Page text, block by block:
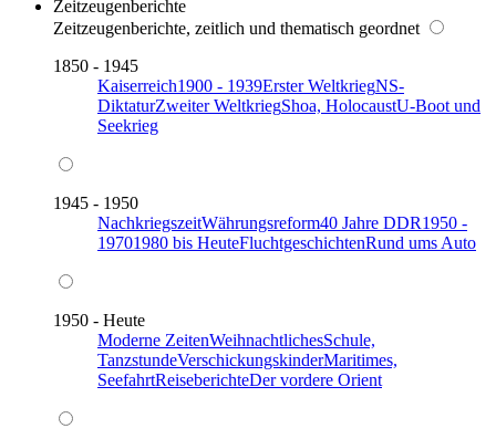
Zeitzeugenberichte
Zeitzeugenberichte, zeitlich und thematisch geordnet
1850 - 1945
Kaiserreich1900 - 1939Erster WeltkriegNS-
DiktaturZweiter WeltkriegShoa, HolocaustU-Boot und
Seekrieg
1945 - 1950
NachkriegszeitWährungsreform40 Jahre DDR1950 -
19701980 bis HeuteFluchtgeschichtenRund ums Auto
1950 - Heute
Moderne ZeitenWeihnachtlichesSchule,
TanzstundeVerschickungskinderMaritimes,
SeefahrtReiseberichteDer vordere Orient